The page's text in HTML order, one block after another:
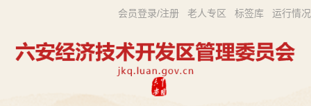
会员登录/注册 老人专区 标签库 运行情况